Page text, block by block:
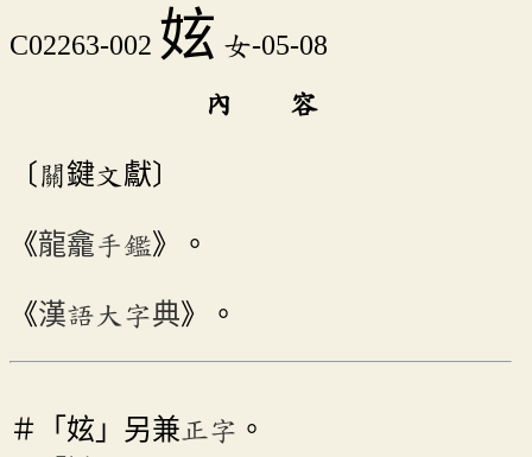
C02263-002 妶 女-05-08
內 容
〔關鍵文獻〕
《龍龕手鑑》。
《漢語大字典》。
＃「妶」另兼正字 。